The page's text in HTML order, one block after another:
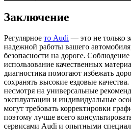
Заключение
Регулярное то Audi — это не только
надежной работы вашего
безопасности на дороге. Соблюдение
использование качественных
диагностика помогают избежать
сохранять высокие ездовые
несмотря на универсальные
эксплуатации и индивидуальные
могут требовать корректировки
поэтому лучше всего
сервисами Audi и опытными